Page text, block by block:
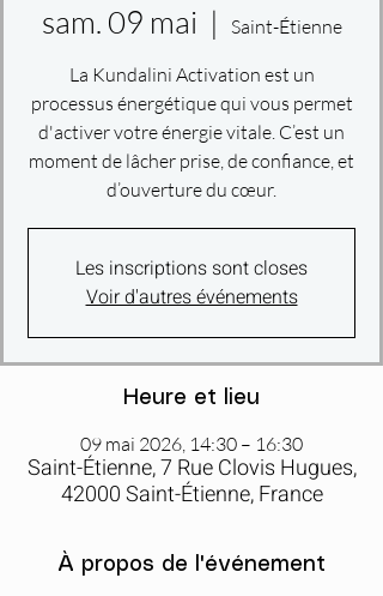
sam. 09 mai
  |
Saint-Étienne
La Kundalini Activation est un
processus énergétique qui vous permet
d'activer votre énergie vitale. C’est un
moment de lâcher prise, de confiance, et
d’ouverture du cœur.
Les inscriptions sont closes
Voir d'autres événements
Heure et lieu
09 mai 2026, 14:30 – 16:30
Saint-Étienne, 7 Rue Clovis Hugues,
42000 Saint-Étienne, France
À propos de l'événement